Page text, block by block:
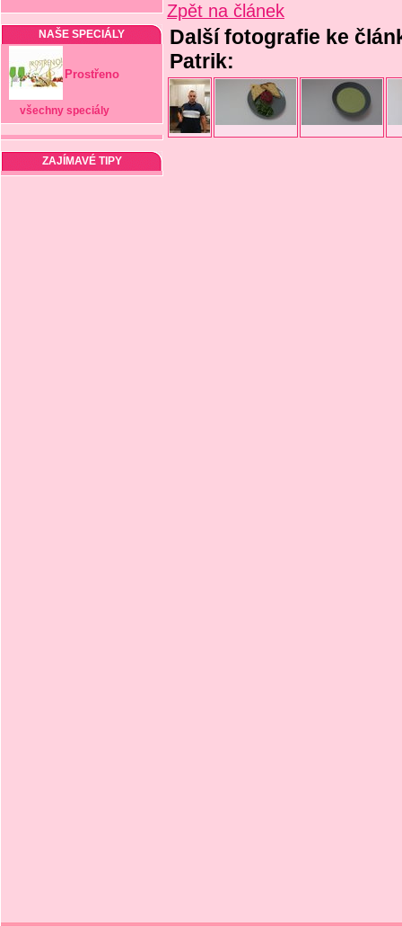
NAŠE SPECIÁLY
Prostřeno
všechny speciály
ZAJÍMAVÉ TIPY
Zpět na článek
Další fotografie ke
Patrik: